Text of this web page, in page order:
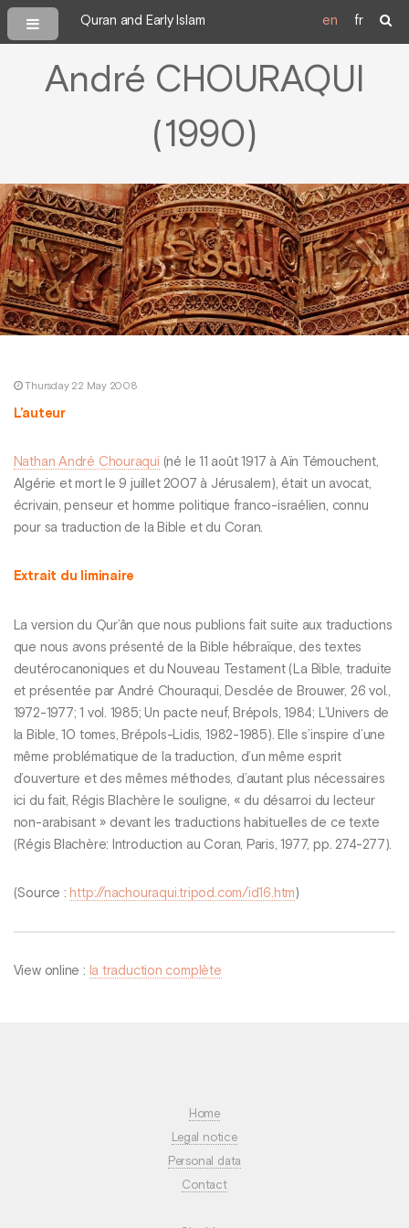
Quran and Early Islam en fr
André CHOURAQUI
(1990)
Thursday 22 May 2008
L’auteur
Nathan André Chouraqui (né le 11 août 1917 à Aïn Témouchent,
Algérie et mort le 9 juillet 2007 à Jérusalem), était un avocat,
écrivain, penseur et homme politique franco-israélien, connu
pour sa traduction de la Bible et du Coran.
Extrait du liminaire
La version du Qur’ân que nous publions fait suite aux traductions
que nous avons présenté de la Bible hébraïque, des textes
deutérocanoniques et du Nouveau Testament (La Bible, traduite
et présentée par André Chouraqui, Desclée de Brouwer, 26 vol.,
1972-1977; 1 vol. 1985; Un pacte neuf, Brépols, 1984; L’Univers de
la Bible, 10 tomes, Brépols-Lidis, 1982-1985). Elle s’inspire d’une
même problématique de la traduction, d’un même esprit
d’ouverture et des mêmes méthodes, d’autant plus nécessaires
ici du fait, Régis Blachère le souligne, « du désarroi du lecteur
non-arabisant » devant les traductions habituelles de ce texte
(Régis Blachère: Introduction au Coran, Paris, 1977, pp. 274-277).
(Source : http://nachouraqui.tripod.com/id16.htm )
View online : la traduction complète
Home
Legal notice
Personal data
Contact